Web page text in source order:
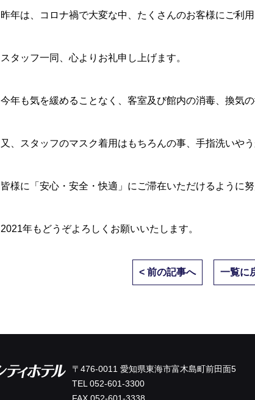
昨年は、コロナ禍で大変な中、たくさんのお客様にご利用
スタッフ一同、心よりお礼申し上げます。
今年も気を緩めることなく、客室及び館内の消毒、換気の
又、スタッフのマスク着用はもちろんの事、手指洗いやう
皆様に「安心・安全・快適」にご滞在いただけるように努
2021年もどうぞよろしくお願いいたします。
< 前の記事へ 一覧に
〒476-0011 愛知県東海市富木島町前田面5
TEL 052-601-3300